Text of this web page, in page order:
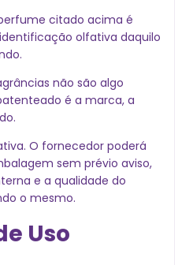
citado acima é
olfativa daquilo
não são algo
é a marca, a
O fornecedor poder
sem prévio aviso,
e a qualidade do
o mesmo.
Uso